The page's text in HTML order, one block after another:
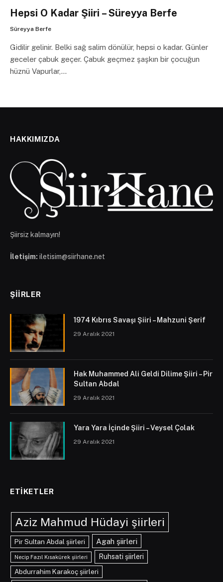
Hepsi O Kadar Şiiri – Süreyya Berfe
Süreyya Berfe
Gidilir gelinir. Belki sağ salim dönülür, hepsi o kadar. Günler
geceler çabuk geçer. Çabuk geçmez şaşkın bir çocuğun
hüznü Vapurlar,…
HAKKIMIZDA
Şiirsiz kalmayın!
İletişim: iletisim@siirhane.net
ŞIIRLER
1974 Kıbrıs Savaşı Şiiri – Mahzuni Şerif
29 Aralık 2021
Hak Muhammed Ali Geldi Dilime Şiiri – Pir
Sultan Abdal
29 Aralık 2021
Yara Yara İçinde Şiiri – Veysel Çolak
29 Aralık 2021
ETIKETLER
Aziz Mahmud Hüdayi şiirleri
Pir Sultan Abdal şiirleri Agah şiirleri
Necip Fazıl Kısakürek şiirleri
Ruhsati şiirleri
Abdurrahim Karakoç şiirleri